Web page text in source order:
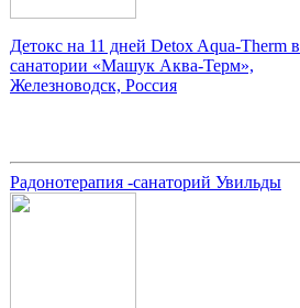
Детокс на 11 дней Detox Aqua-Therm в
санатории «Машук Аква-Терм»,
Железноводск, Россия
Радонотерапия -санаторий Увильды